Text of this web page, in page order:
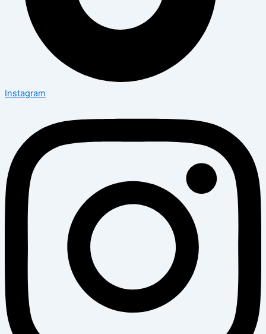
Instagram